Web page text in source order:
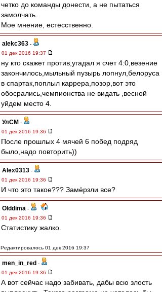
четко до команды донести, а не пытаться
замолчать.
Мое мнение, естесственно.
alekc363 -
01 дек 2016 19:37
ну кто скажет против,угадал я счет 4:0,везение
закончилось,мыльный пузырь лопнул,белоруса
в спартак,поплыл каррера,позор,вот это
обосрались,чемпионства не видать ,весной
уйдем место 4.
УлСМ -
01 дек 2016 19:36
После прошлых 4 мячей 6 побед подряд
было,надо повторить))
Alex0313 -
01 дек 2016 19:36
И что это такое??? Замёрзли все?
Olddima -
01 дек 2016 19:36
Статистику жалко.
Редактировалось 01 дек 2016 19:37
men_in_red -
01 дек 2016 19:36
А вот сейчас надо забивать, дабы всю злость